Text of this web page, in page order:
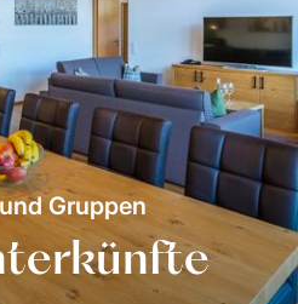
Gruppen